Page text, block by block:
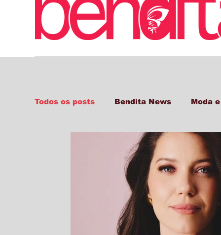
Todos os posts Bendita News Moda
Decor + Gastro + Turismo